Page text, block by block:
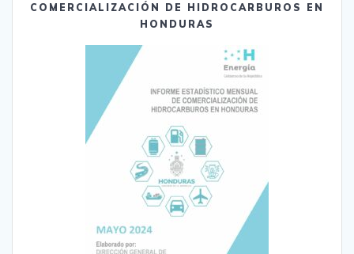
COMERCIALIZACIÓN DE HIDROCARBUROS EN
HONDURAS